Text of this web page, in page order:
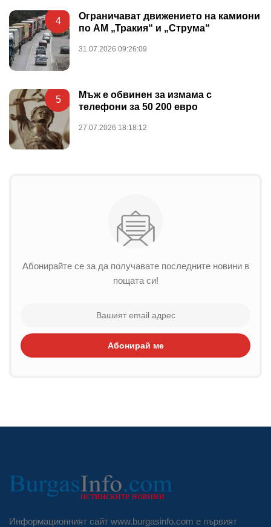
4
Ограничават движението на камиони
по АМ „Тракия“ и „Струма“
31.07.2026 09:26:09
5
Мъж е обвинен за измама с
телефони за 50 200 евро
27.07.2026 18:18:12
Абонирайте се за да получавате последните новини в
пощата си!
Абонирай ме
Информационният сайт www.burgasinfo.com е първият